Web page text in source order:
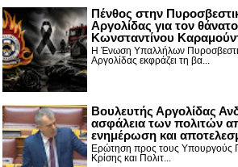
Πένθος στην
Αργολίδας για τον
Κωνσταντίνου
Η Ένωση Υπαλλήλων
Αργολίδας εκφράζει τη βα...
Βουλευτής Αργολίδας
ασφάλεια των πολιτών
ενημέρωση και
Ερώτηση προς τους Υπουργούς
Κρίσης και Πολιτ...